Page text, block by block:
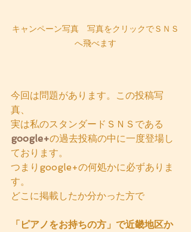
キャンペーン写真　写真をクリックでＳＮＳ
へ飛べます
今回は問題があります。この投稿写
真、
実は私のスタンダードＳＮＳである
google+の過去投稿の中に一度登場し
ております。
つまりgoogle+の何処かに必ずありま
す。
どこに掲載したか分かった方で
「ピアノをお持ちの方」で近畿地区か